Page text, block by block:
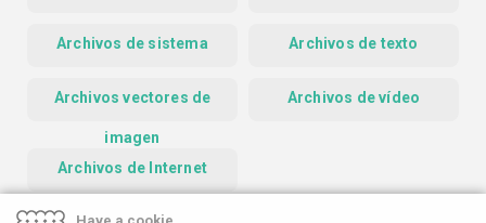
Archivos de sistema Archivos de texto
Archivos vectores de
imagen
Archivos de vídeo
Archivos de Internet